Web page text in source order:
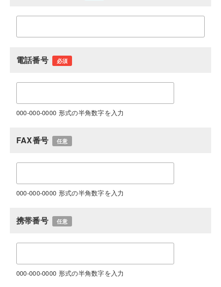
電話番号 必須
000-000-0000 形式の半角数字を入力
FAX番号 任意
000-000-0000 形式の半角数字を入力
携帯番号 任意
000-000-0000 形式の半角数字を入力